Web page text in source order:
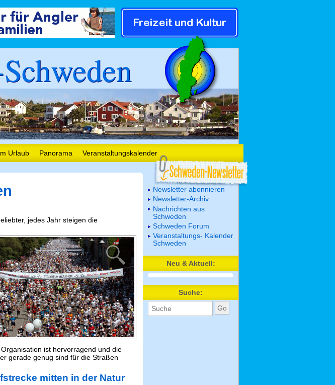
Urlaub Panorama Veranstaltungskalender
jedes Jahr steigen die
ist hervorragend und die
gerade genug sind für die Straßen
mitten in der Natur
Newsletter abonnieren
Newsletter-Archiv
Nachrichten aus
Schweden
Schweden Forum
Veranstaltungs- Kalender
Schweden
Neu & Aktuell:
Suche: